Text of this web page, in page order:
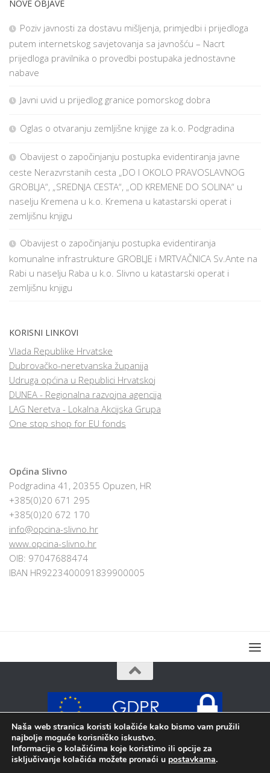
NOVE OBJAVE
Poziv javnosti za dostavu mišljenja, primjedbi i prijedloga
putem internetskog savjetovanja sa javnošću – Nacrt
prijedloga pravilnika o provedbi postupaka jednostavne
nabave
Javni uvid u prijedlog granice pomorskog dobra
Oglas o otvaranju zemljišne knjige za k.o. Podgradina
Obavijest o započinjanju postupka evidentiranja javne
ceste Nerazvrstanih cesta „DO I OKOLO PRAVOSLAVNOG
GROBLJA“, „SREDNJA CESTA“, „OD KREMENE DO SOLINA“ u
naselju Kremena u k.o. Kremena u katastarski operat i
zemljišnu knjigu
Obavijest o započinjanju postupka evidentiranja
komunalne infrastrukture GROBLJE i MRTVAČNICA Sv.Ante na
Rabi u naselju Raba u k.o. Slivno u katastarski operat i
zemljišnu knjigu
KORISNI LINKOVI
Vlada Republike Hrvatske
Dubrovačko-neretvanska županija
Udruga općina u Republici Hrvatskoj
DUNEA - Regionalna razvojna agencija
LAG Neretva - Lokalna Akcijska Grupa
One stop shop for EU fonds
Općina Slivno
Podgradina 41, 20355 Opuzen, HR
+385(0)20 671 295
+385(0)20 672 170
info@opcina-slivno.hr
www.opcina-slivno.hr
OIB: 97047688474
IBAN HR9223400091839900005
Sva prava pridržana © 2026 Općina Slivno
Naša web stranica koristi kolačiće kako bismo vam pružili
najbolje moguće korisničko iskustvo.
Informacije o kolačićima koje koristimo ili opcije za
isključivanje kolačića možete pronaći u postavkama.